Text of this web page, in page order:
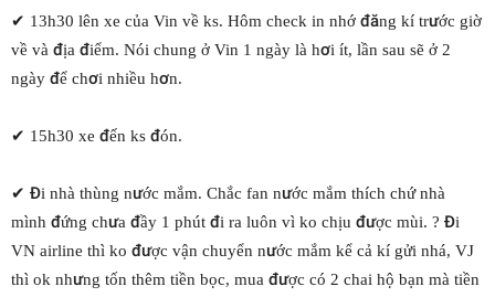
✔ 13h30 lên xe của Vin về ks. Hôm check in nhớ đăng kí trước giờ
về và địa điểm. Nói chung ở Vin 1 ngày là hơi ít, lần sau sẽ ở 2
ngày để chơi nhiều hơn.
✔ 15h30 xe đến ks đón.
✔ Đi nhà thùng nước mắm. Chắc fan nước mắm thích chứ nhà
mình đứng chưa đầy 1 phút đi ra luôn vì ko chịu được mùi. ? Đi
VN airline thì ko được vận chuyển nước mắm kể cả kí gửi nhá, VJ
thì ok nhưng tốn thêm tiền bọc, mua được có 2 chai hộ bạn mà tiền